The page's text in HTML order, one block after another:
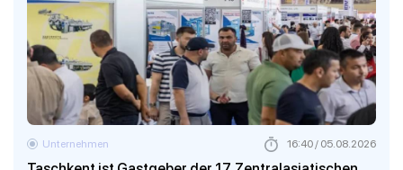
Unternehmen 16:40 / 05.08.2026